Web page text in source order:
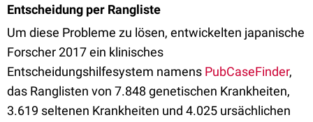
Entscheidung per Rangliste
Um diese Probleme zu lösen, entwickelten japanische
Forscher 2017 ein klinisches
Entscheidungshilfesystem namens PubCaseFinder,
das Ranglisten von 7.848 genetischen Krankheiten,
3.619 seltenen Krankheiten und 4.025 ursächlichen